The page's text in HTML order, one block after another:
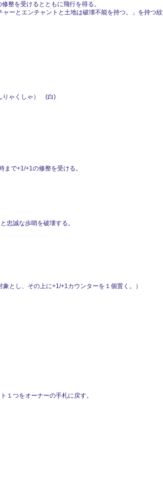
整を受けるとともに飛行を得る。
ーとエンチャントと土地は破壊不能を持つ。」を持つ紋
りゃくしゃ） (白)
で+1/+1の修整を受ける。
忠誠な歩哨を破壊する。
とし、その上に+1/+1カウンターを１個置く。）
１つをオーナーの手札に戻す。